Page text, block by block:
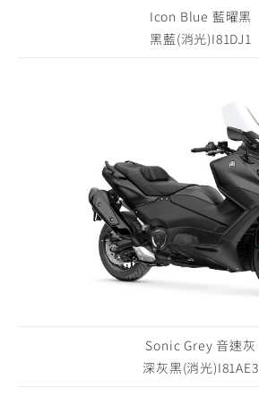
Icon Blue 藍曜黑
黑藍(消光)I81DJ1
Sonic Grey 音速灰
深灰黑(消光)I81AE3